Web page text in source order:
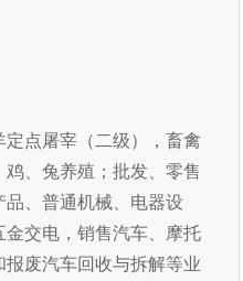
点屠宰（二级），畜禽
、兔养殖；批发、零售
、普通机械、电器设
交电，销售汽车、摩托
废汽车回收与拆解等业